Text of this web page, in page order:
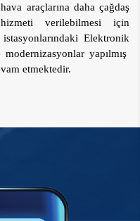
araçlarına daha çağdaş
verilebilmesi için
Elektronik
yapılmış
etmektedir.​​